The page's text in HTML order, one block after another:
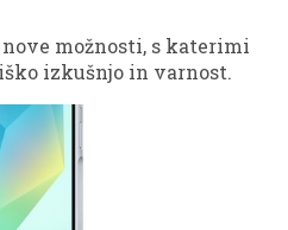
možnosti, s katerimi
izkušnjo in varnost.